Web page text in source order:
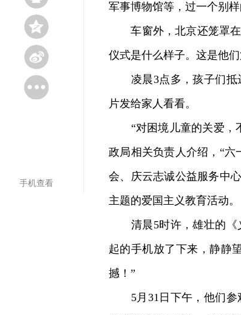
手机查看
军事博物馆等，过一个别样
车窗外，北京还笼罩在
仪式是什么样子。这是他
凌晨3点多，孩子们抵
片发给家人看看。
“对困境儿童的关爱，不
政局相关负责人介绍，“六
会、庆云志诚公益服务中
主题的爱国主义教育活动。
清晨5时许，雄壮的《
起的手机放了下来，静静
撼！”
5月31日下午，他们参